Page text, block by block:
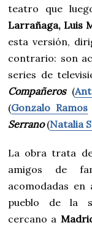
teatro que
Larrañaga, Luis
esta versión,
contrario: son
series de
Compañeros (
(Gonzalo Ramos
Serrano(Natalia
La obra trata
amigos de
acomodadas en
pueblo de la
cercano a